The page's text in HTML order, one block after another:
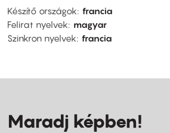
Készítő országok francia
Felirat nyelvek
magyar
Szinkron nyelvek francia
Maradj képben!